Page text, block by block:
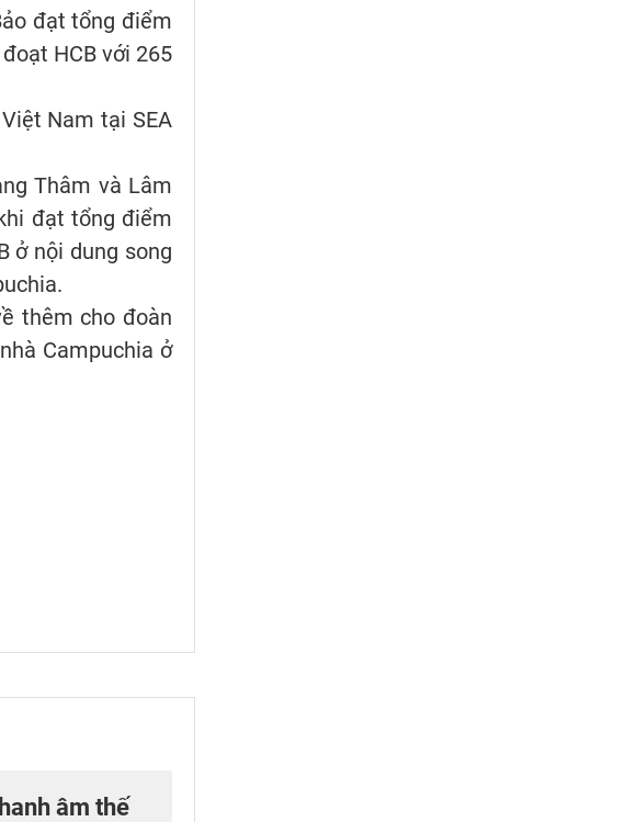
đạt tổng điểm
HCB với 265
Nam tại SEA
Thâm và Lâm
đạt tổng điểm
ở nội dung song
thêm cho đoàn
Campuchia ở
âm thế